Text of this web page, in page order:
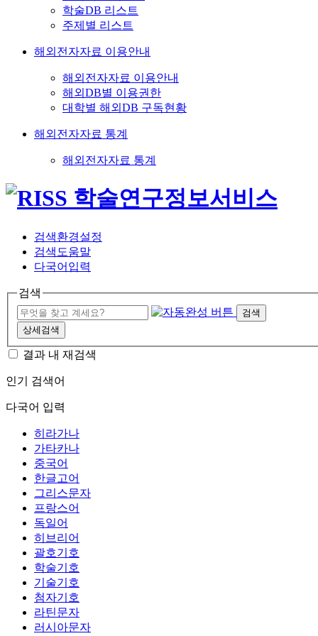
학술DB 리스트
주제별 리스트
해외전자자료 이용안내
해외전자자료 이용안내
해외DB별 이용권한
대학별 해외DB 구독현황
해외전자자료 통계
해외전자자료 통계
검색환경설정
검색도움말
다국어입력
검색
검색
상세검색
결과 내 재검색
인기 검색어
다국어 입력
히라가나
가타카나
중국어
한글고어
그리스문자
프랑스어
독일어
히브리어
괄호기호
학술기호
기술기호
첨자기호
라틴문자
러시아문자